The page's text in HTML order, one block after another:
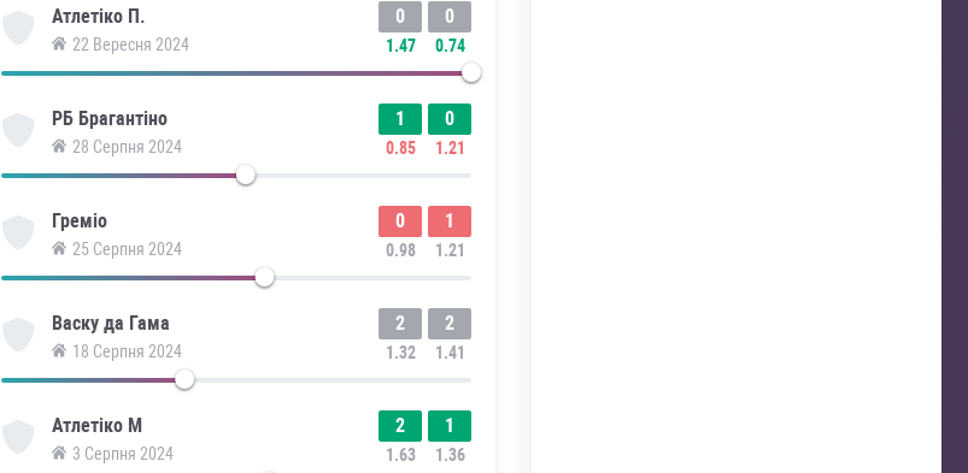
Атлетіко П.
22 Вересня 2024
0
1.47
0
0.74
РБ Брагантіно
28 Серпня 2024
1
0.85
0
1.21
Греміо
25 Серпня 2024
0
0.98
1
1.21
Васку да Гама
18 Серпня 2024
2
1.32
2
1.41
Атлетіко М
3 Серпня 2024
2
1.63
1
1.36